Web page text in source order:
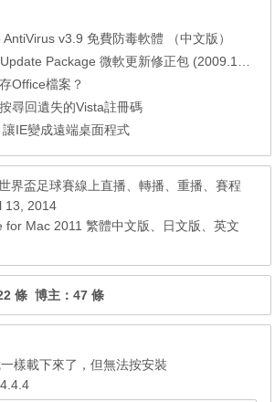
v3.9 免費防毒軟體 （中文版）
Package 微軟更新修正包 (2009.11月份)
Office檔案？
尋回遺失的Vista註冊碼
IE變成遠端桌面程式
界盃足球賽線上直播、轉播、重播、賽程
13, 2014
for Mac 2011 繁體中文版、日文版、英文
條 博主：47 條
樣載下來了，但無法按安裝